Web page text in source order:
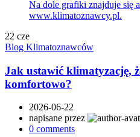
22 cze
Blog Klimatoznawców
Jak ustawić klimatyzację,
komfortowo?
2026-06-22
napisane przez
0 comments